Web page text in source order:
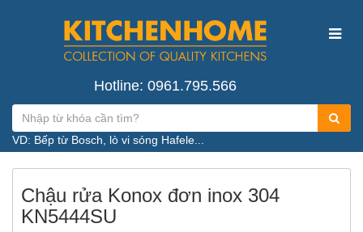
Hotline: 0961.795.566
VD: Bếp từ Bosch, lò vi sóng Hafele...
Chậu rửa Konox đơn inox 304
KN5444SU